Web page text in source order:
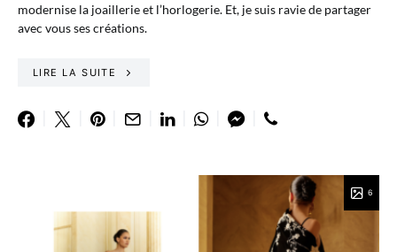
modernise la joaillerie et l’horlogerie. Et, je suis ravie de partager
avec vous ses créations.
LIRE LA SUITE
6